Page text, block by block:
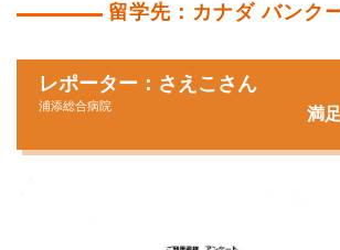
留学先：カナダ バンク
レポーター：さえこさん
浦添総合病院 満